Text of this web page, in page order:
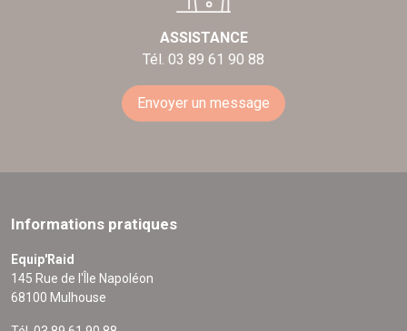
ASSISTANCE
Tél. 03 89 61 90 88
Envoyer un message
Informations pratiques
Equip'Raid
145 Rue de l'Île Napoléon
68100 Mulhouse